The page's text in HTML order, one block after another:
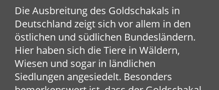
Die Ausbreitung des Goldschakals in
Deutschland zeigt sich vor allem in den
östlichen und südlichen Bundesländern.
Hier haben sich die Tiere in Wäldern,
Wiesen und sogar in ländlichen
Siedlungen angesiedelt. Besonders